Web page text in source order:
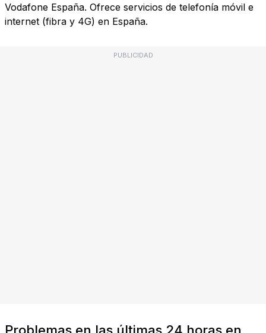
Vodafone España. Ofrece servicios de telefonía móvil e
internet (fibra y 4G) en España.
PUBLICIDAD